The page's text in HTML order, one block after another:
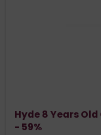
Hyde 8 Years
- 59%